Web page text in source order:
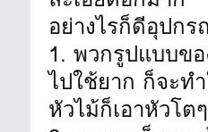
อย่างไรก็ดีอุปก
1. พวกรูปแบบข
ไปใช้ยาก ก็จะท
หัวไม้ก็เอาหัวโต